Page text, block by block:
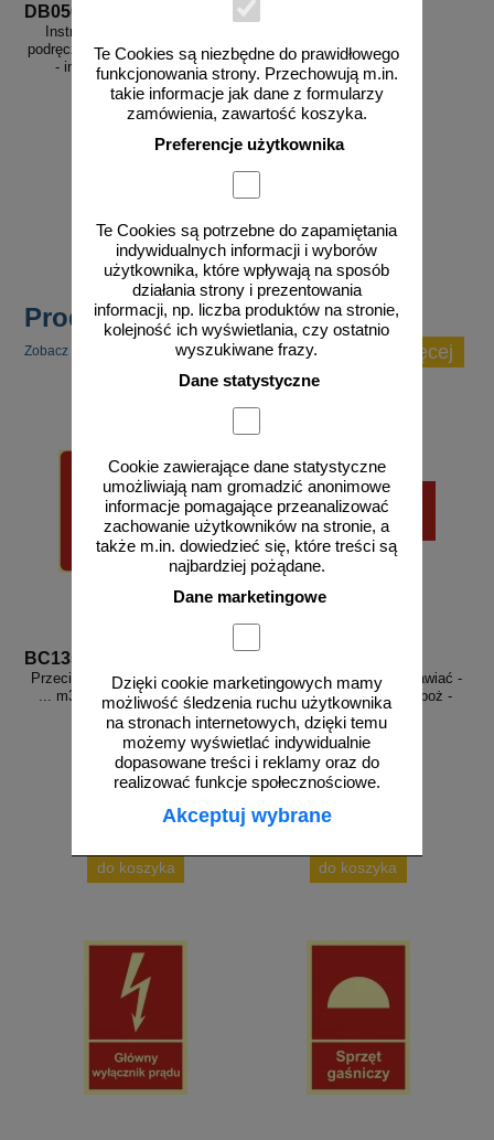
Te Cookies są niezbędne do prawidłowego
funkcjonowania strony. Przechowują m.in.
takie informacje jak dane z formularzy
zamówienia, zawartość koszyka.
Preferencje użytkownika
Te Cookies są potrzebne do zapamiętania
indywidualnych informacji i wyborów
użytkownika, które wpływają na sposób
działania strony i prezentowania
informacji, np. liczba produktów na stronie,
kolejność ich wyświetlania, czy ostatnio
wyszukiwane frazy.
Dane statystyczne
Cookie zawierające dane statystyczne
umożliwiają nam gromadzić anonimowe
informacje pomagające przeanalizować
zachowanie użytkowników na stronie, a
także m.in. dowiedzieć się, które treści są
najbardziej pożądane.
Dane marketingowe
Dzięki cookie marketingowych mamy
możliwość śledzenia ruchu użytkownika
na stronach internetowych, dzięki temu
możemy wyświetlać indywidualnie
dopasowane treści i reklamy oraz do
realizować funkcje społecznościowe.
Akceptuj wybrane
DB050
Instrukcja gaszenia pożarów
podręcznym sprzętem gaśniczym
- instrukcja ppoż - DB050
do koszyka
Produkty popularne
Zobacz inne popularne produkty w tej kategorii. zobacz więcej
BC135
Przeciwpożarowy zbiornik wodny
... m3 - znak przeciwpożarowy
ppoż - BC135
od 44,76 zł
do koszyka
Droga pożarowa, nie zastawiać -
znak przeciwpożarowy ppoż -
BC110
od 16,95 zł
do koszyka